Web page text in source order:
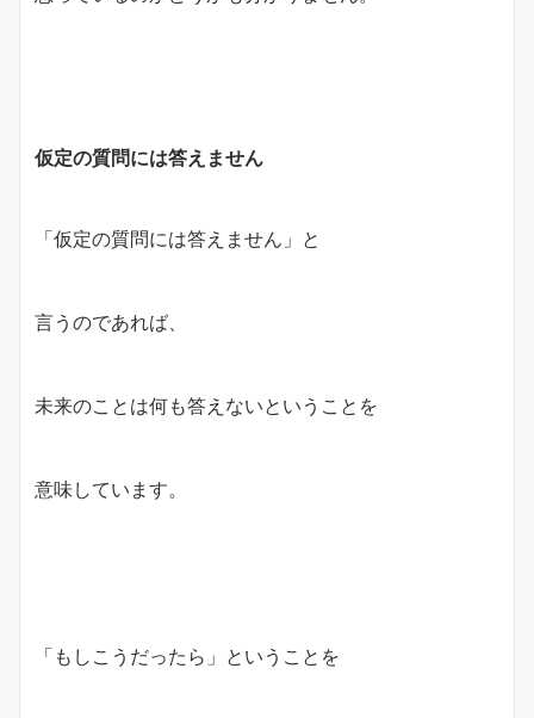
仮定の質問には答えません
「仮定の質問には答えません」と
言うのであれば、
未来のことは何も答えないということを
意味しています。
「もしこうだったら」ということを